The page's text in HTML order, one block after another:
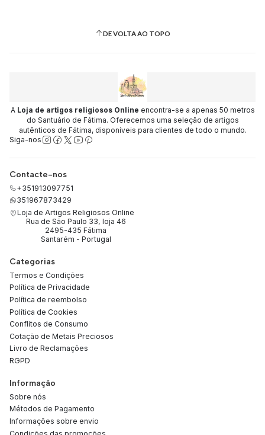
DE VOLTA AO TOPO
A Loja de artigos religiosos Online encontra-se a apenas 50 metros
do Santuário de Fátima. Oferecemos uma seleção de artigos
autênticos de Fátima, disponíveis para clientes de todo o mundo.
Siga-nos
Contacte-nos
+351913097751
351967873429
Loja de Artigos Religiosos Online
Rua de São Paulo 33, loja 46
2495-435 Fátima
Santarém - Portugal
Categorias
Termos e Condições
Política de Privacidade
Política de reembolso
Política de Cookies
Conflitos de Consumo
Cotação de Metais Preciosos
Livro de Reclamações
RGPD
Informação
Sobre nós
Métodos de Pagamento
Informações sobre envio